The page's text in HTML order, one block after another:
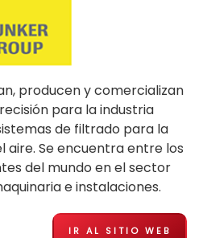
producen y comercializan
para la industria
de filtrado para la
aire. Se encuentra entre los
del mundo en el sector
e instalaciones.
IR AL SITIO WEB